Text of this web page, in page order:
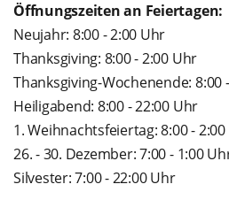
Öffnungszeiten an Feiertagen:
Neujahr: 8:00 - 2:00 Uhr
Thanksgiving: 8:00 - 2:00 Uhr
Thanksgiving-Wochenende: 8:00
Heiligabend: 8:00 - 22:00 Uhr
1. Weihnachtsfeiertag: 8:00 -
26. - 30. Dezember: 7:00 - 1:00
Silvester: 7:00 - 22:00 Uhr